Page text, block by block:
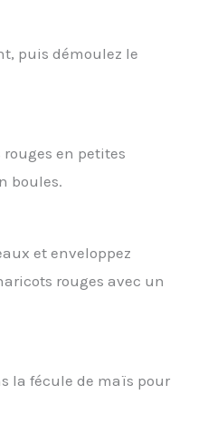
puis démoulez le
en petites
boules.
et enveloppez
rouges avec un
la fécule de maïs pour